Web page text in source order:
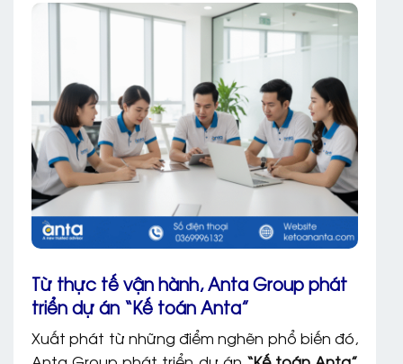
Từ thực tế vận hành, Anta Group phát
triển dự án “Kế toán Anta”
Xuất phát từ những điểm nghẽn phổ biến đó,